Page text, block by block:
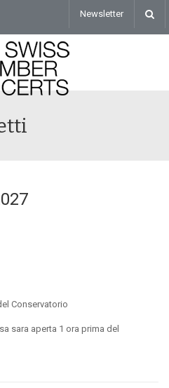
Newsletter
Conservatorio
sara aperta 1 ora prima del